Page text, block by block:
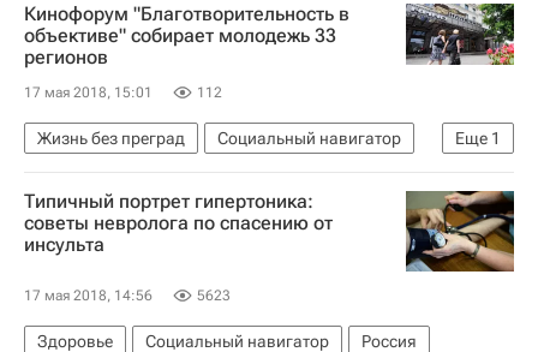
Кинофорум "Благотворительность в
объективе" собирает молодежь 33
регионов
17 мая 2018, 15:01 112
Еще 1
Жизнь без преград
Социальный навигатор
Россия
Типичный портрет гипертоника:
советы невролога по спасению от
инсульта
17 мая 2018, 14:56 5623
Здоровье Социальный навигатор Россия